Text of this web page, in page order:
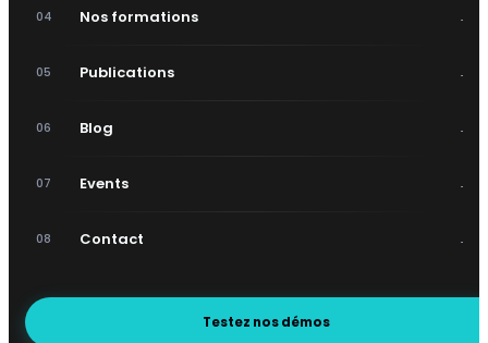
04 Nos formations →
05 Publications →
06 Blog →
07 Events →
08 Contact →
Testez nos démos